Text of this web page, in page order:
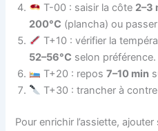
T-00 : saisir la côte 2–3
200°C (plancha) ou
T+10 : vérifier la
52–56°C selon préférence.
T+20 : repos7–10 min
T+30 : trancher à
Pour enrichir l’assiette,